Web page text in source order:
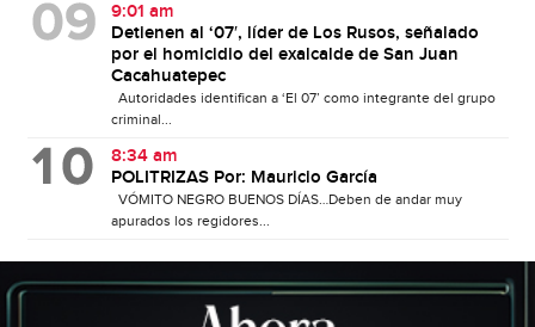
9:01 am
Detienen al ‘07′, líder de Los Rusos, señalado
por el homicidio del exalcalde de San Juan
Cacahuatepec
Autoridades identifican a ‘El 07’ como integrante del grupo
criminal...
8:34 am
POLITRIZAS Por: Mauricio García
VÓMITO NEGRO BUENOS DÍAS…Deben de andar muy
apurados los regidores...